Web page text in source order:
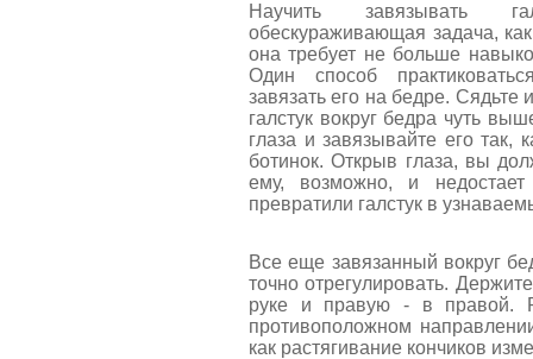
Научить завязывать
обескураживающая задача,
она требует не больше
Один способ
завязать его на бедре. Сядьте
галстук вокруг бедра чуть
глаза и завязывайте его так,
ботинок. Открыв глаза, вы
ему, возможно, и недостает
превратили галстук в
Все еще завязанный вокруг
точно отрегулировать.
руке и правую - в правой.
противоположном
как растягивание кончиков